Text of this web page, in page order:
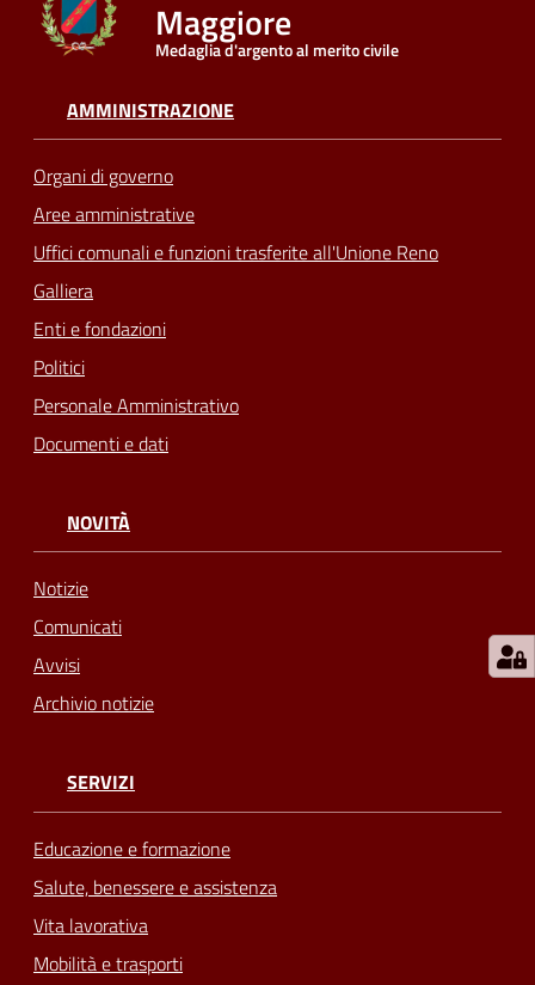
Seguici
Maggiore
Medaglia d'argento al merito civile
AMMINISTRAZIONE
Organi di governo
Aree amministrative
Uffici comunali e funzioni trasferite all'Unione Reno
Galliera
Enti e fondazioni
Politici
Personale Amministrativo
Documenti e dati
NOVITÀ
Notizie
Comunicati
Avvisi
Archivio notizie
SERVIZI
Educazione e formazione
Salute, benessere e assistenza
Vita lavorativa
Mobilità e trasporti